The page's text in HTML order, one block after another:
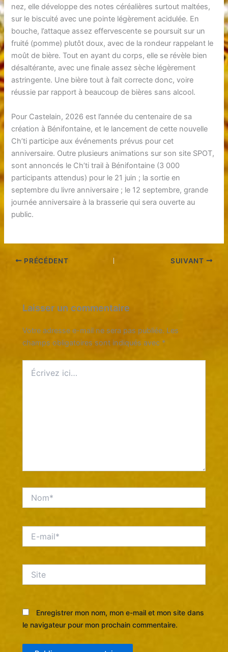
nez, elle développe des notes céréalières surtout maltées,
sur le biscuité avec une pointe légèrement acidulée. En
bouche, l’attaque assez effervescente se poursuit sur un
fruité (pomme) plutôt doux, avec de la rondeur rappelant le
moût de bière. Tout en ayant du corps, elle se révèle bien
désaltérante, avec une finale assez sèche légèrement
astringente. Une bière tout à fait correcte donc, voire
réussie par rapport à beaucoup de bières sans alcool.
Pour Castelain, 2026 est l’année du centenaire de sa
création à Bénifontaine, et le lancement de cette nouvelle
Ch’ti participe aux événements prévus pour cet
anniversaire. Outre plusieurs animations sur son site SPOT,
sont annoncés le Ch’ti trail à Bénifontaine (3 000
participants attendus) pour le 21 juin ; la sortie en
septembre du livre anniversaire ; le 12 septembre, grande
journée anniversaire à la brasserie qui sera ouverte au
public.
PRÉCÉDENT SUIVANT
Laisser un commentaire
Votre adresse e-mail ne sera pas publiée. Les
champs obligatoires sont indiqués avec *
ici…
mail*
Enregistrer mon nom, mon e-mail et mon site dans
le navigateur pour mon prochain commentaire.